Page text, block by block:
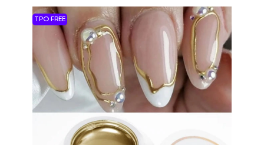
TPO FREE